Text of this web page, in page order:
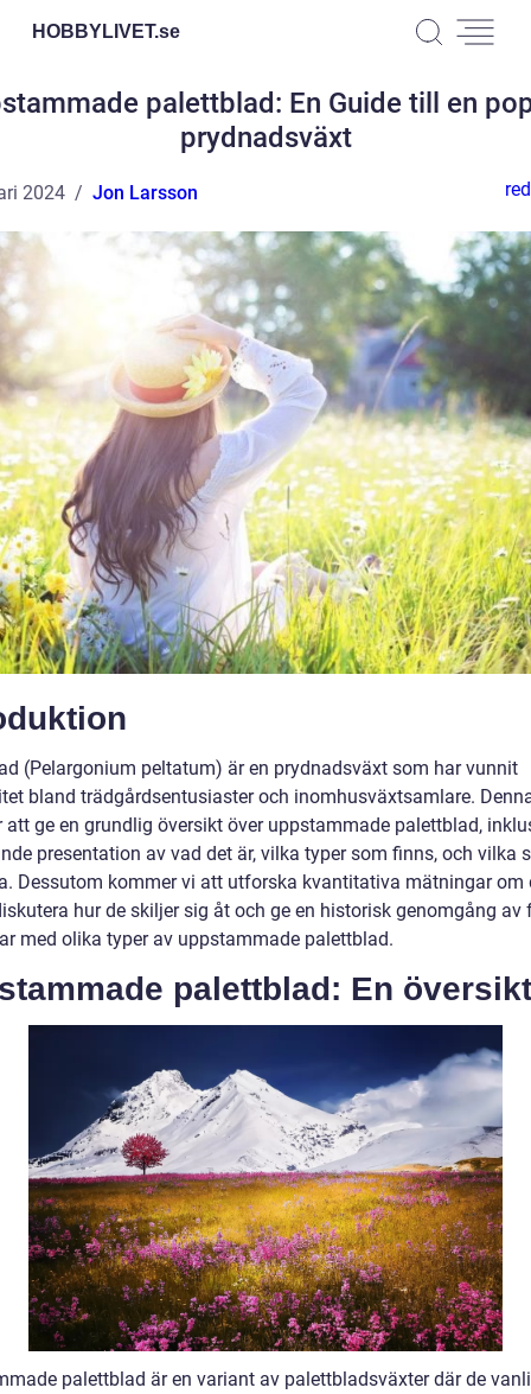
HOBBYLIVET.se
palettblad: En Guide till en
prydnadsväxt
2024 Jon Larsson
(Pelargonium peltatum) är en prydnadsväxt som har vunnit
bland trädgårdsentusiaster och inomhusväxtsamlare.
att ge en grundlig översikt över uppstammade palettblad,
presentation av vad det är, vilka typer som finns, och vilka
Dessutom kommer vi att utforska kvantitativa mätningar om
hur de skiljer sig åt och ge en historisk genomgång av
med olika typer av uppstammade palettblad.
palettblad: En översikt
palettblad är en variant av palettbladsväxter där de